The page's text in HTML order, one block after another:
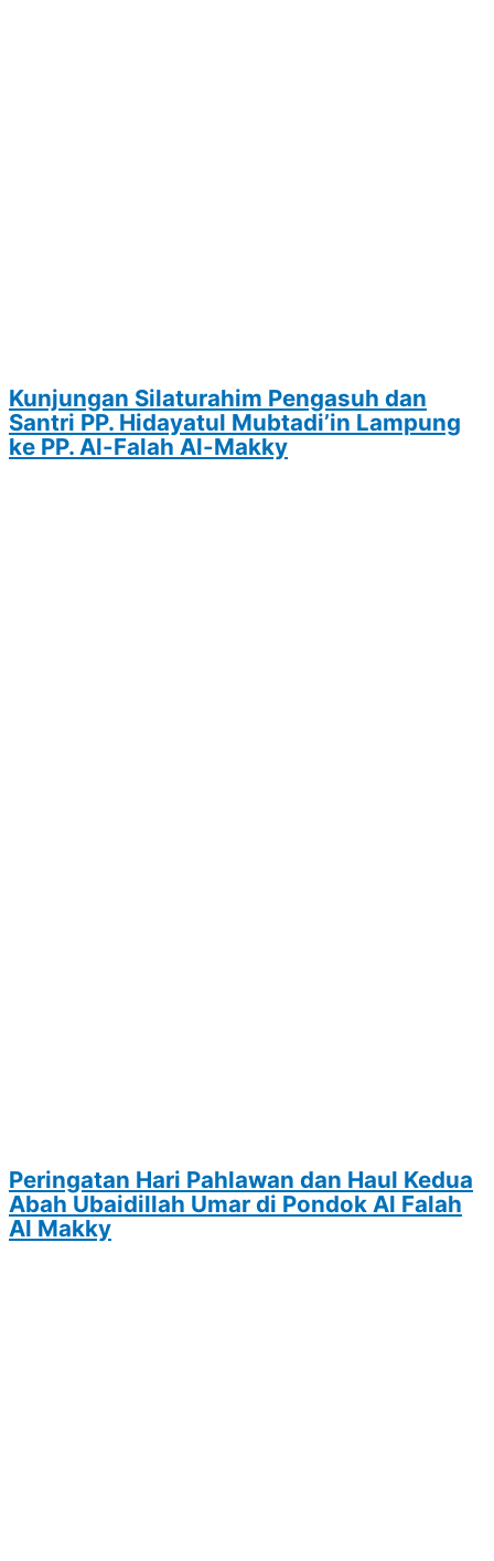
Kunjungan Silaturahim Pengasuh dan
Santri PP. Hidayatul Mubtadi’in Lampung
ke PP. Al-Falah Al-Makky
Peringatan Hari Pahlawan dan Haul Kedua
Abah Ubaidillah Umar di Pondok Al Falah
Al Makky